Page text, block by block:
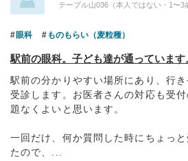
テーブル山036（本人ではない・1〜3
眼科 ものもらい（麦粒種）
駅前の眼科。子ども達が通っています
駅前の分かりやすい場所にあり、行
受診します。お医者さんの対応も受
題なくよいと思います。
一回だけ、何か質問した時にちょっ
たので、...